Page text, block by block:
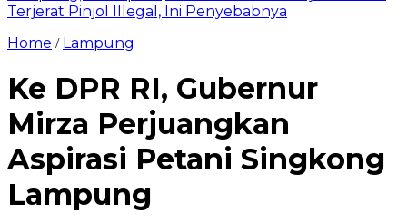
Terjerat Pinjol Illegal, Ini Penyebabnya
Home / Lampung
Ke DPR RI, Gubernur
Mirza Perjuangkan
Aspirasi Petani Singkong
Lampung